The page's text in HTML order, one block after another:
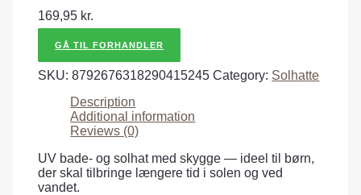
169,95 kr.
GÅ TIL FORHANDLER
SKU:8792676318290415245 Category: Solhatte
Description
Additional information
Reviews (0)
UV bade- og solhat med skygge — ideel til børn,
der skal tilbringe længere tid i solen og ved
vandet.